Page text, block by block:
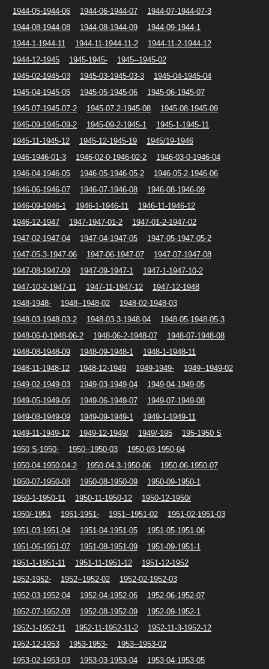
1944-05-1944-06
1944-06-1944-07
1944-07-1944-07-3
1944-08-1944-08
1944-08-1944-09
1944-09-1944-1
1944-1-1944-11
1944-11-1944-11-2
1944-11-2-1944-12
1944-12-1945
1945-1945-
1945--1945-02
1945-02-1945-03
1945-03-1945-03-3
1945-04-1945-04
1945-04-1945-05
1945-05-1945-06
1945-06-1945-07
1945-07-1945-07-2
1945-07-2-1945-08
1945-08-1945-09
1945-09-1945-09-2
1945-09-2-1945-1
1945-1-1945-11
1945-11-1945-12
1945-12-1945-19
1945/19-1946
1946-1946-01-3
1946-02-0-1946-02-2
1946-03-0-1946-04
1946-04-1946-05
1946-05-1946-05-2
1946-05-2-1946-06
1946-06-1946-07
1946-07-1946-08
1946-08-1946-09
1946-09-1946-1
1946-1-1946-11
1946-11-1946-12
1946-12-1947
1947-1947-01-2
1947-01-2-1947-02
1947-02-1947-04
1947-04-1947-05
1947-05-1947-05-2
1947-05-3-1947-06
1947-06-1947-07
1947-07-1947-08
1947-08-1947-09
1947-09-1947-1
1947-1-1947-10-2
1947-10-2-1947-11
1947-11-1947-12
1947-12-1948
1948-1948-
1948--1948-02
1948-02-1948-03
1948-03-1948-03-2
1948-03-3-1948-04
1948-05-1948-05-3
1948-06-0-1948-06-2
1948-06-2-1948-07
1948-07-1948-08
1948-08-1948-09
1948-09-1948-1
1948-1-1948-11
1948-11-1948-12
1948-12-1949 1949-1949-
1949--1949-02
1949-02-1949-03
1949-03-1949-04
1949-04-1949-05
1949-05-1949-06
1949-06-1949-07
1949-07-1949-08
1949-08-1949-09
1949-09-1949-1
1949-1-1949-11
1949-11-1949-12
1949-12-1949/ 1949/-195
195-1950 S
1950 S-1950-
1950--1950-03
1950-03-1950-04
1950-04-1950-04-2
1950-04-3-1950-06
1950-06-1950-07
1950-07-1950-08
1950-08-1950-09
1950-09-1950-1
1950-1-1950-11
1950-11-1950-12
1950-12-1950/
1950/-1951
1951-1951- 1951--1951-02
1951-02-1951-03
1951-03-1951-04
1951-04-1951-05
1951-05-1951-06
1951-06-1951-07
1951-08-1951-09
1951-09-1951-1
1951-1-1951-11
1951-11-1951-12
1951-12-1952
1952-1952-
1952--1952-02
1952-02-1952-03
1952-03-1952-04
1952-04-1952-06
1952-06-1952-07
1952-07-1952-08
1952-08-1952-09
1952-09-1952-1
1952-1-1952-11
1952-11-1952-11-2
1952-11-3-1952-12
1952-12-1953
1953-1953-
1953--1953-02
1953-02-1953-03
1953-03-1953-04 1953-04-1953-05